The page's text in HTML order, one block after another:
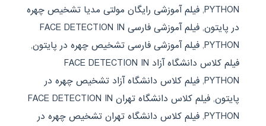
PYTHON
, فیلم آموزشی رایگان مولتی مدیا تشخیص چهره
در پایتون,
فیلم آموزشی فارسی FACE DETECTION IN
PYTHON
, فیلم آموزشی فارسی تشخیص چهره در پایتون,
فیلم کلاس دانشگاه آزاد FACE DETECTION IN
PYTHON
, فیلم کلاس دانشگاه آزاد تشخیص چهره در
پایتون,
فیلم کلاس دانشگاه تهران FACE DETECTION IN
PYTHON
, فیلم کلاس دانشگاه تهران تشخیص چهره در